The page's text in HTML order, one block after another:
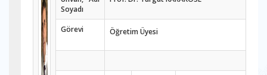
Soyadı
Görevi Öğretim Üyesi